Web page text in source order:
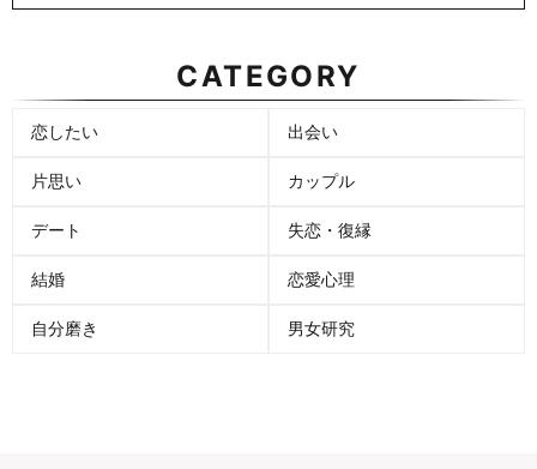
CATEGORY
恋したい 出会い
片思い カップル
デート 失恋・復縁
結婚 恋愛心理
自分磨き 男女研究